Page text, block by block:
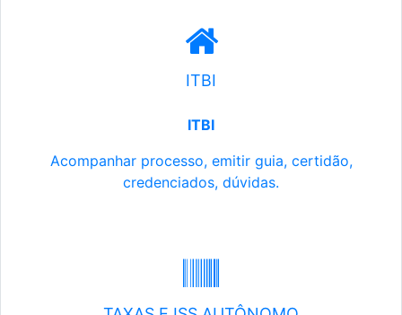
ITBI
ITBI
Acompanhar processo, emitir guia, certidão,
credenciados, dúvidas.